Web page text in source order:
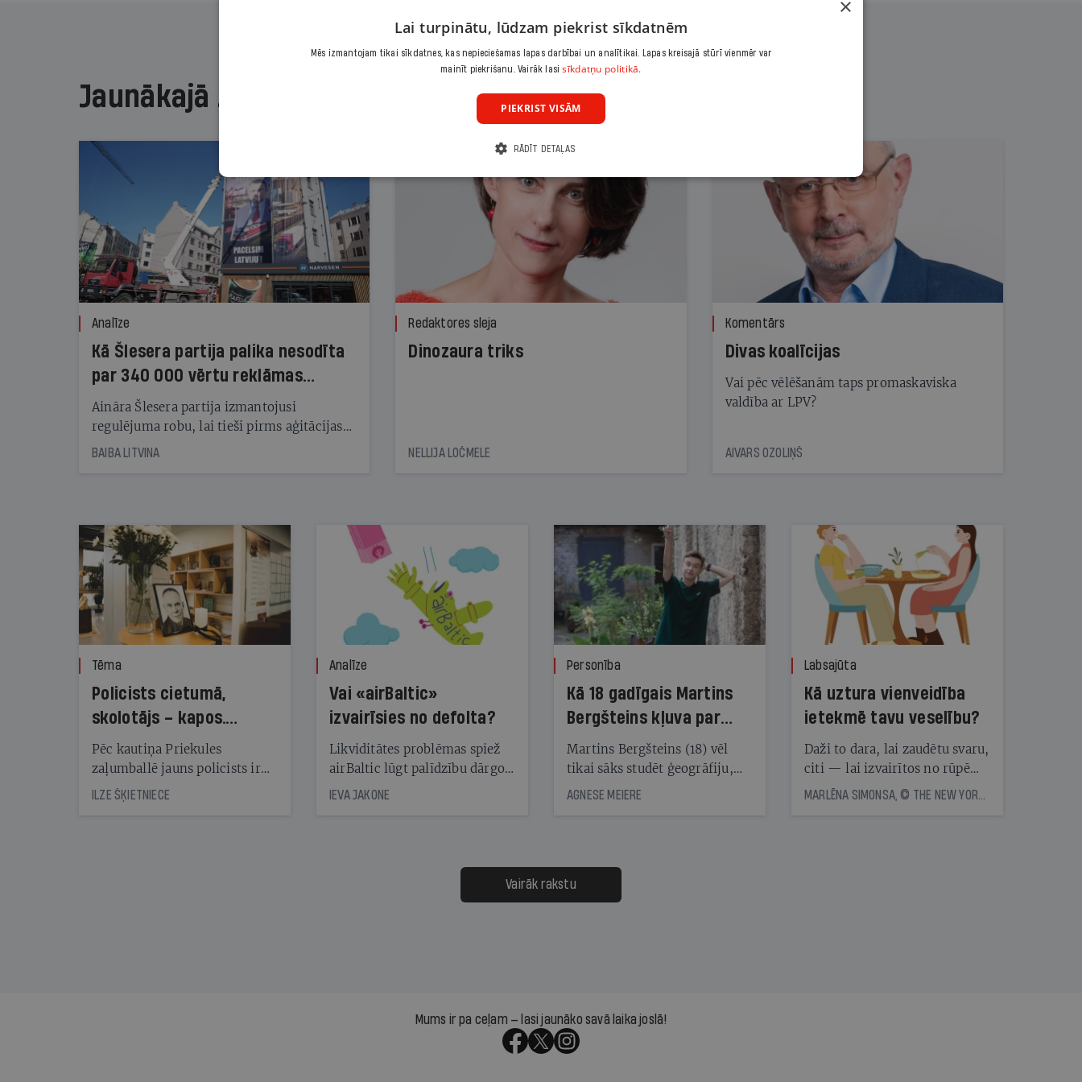
Jaunākajā žurnālā
Analīze
Kā Šlesera partija palika nesodīta
par 340 000 vērtu reklāmas
kampaņu
Aināra Šlesera partija izmantojusi
regulējuma robu, lai tieši pirms aģitācijas
starta izreklamētos par summu, kas
BAIBA LITVINA
Redaktores sleja
Dinozaura triks
NELLIJA LOČMELE
Komentārs
Divas koalīcijas
Vai pēc vēlēšanām taps promaskaviska
valdība ar LPV?
AIVARS OZOLIŅŠ
Tēma
Policists cietumā,
skolotājs – kapos.
Reibuma cena Priekulē
Pēc kautiņa Priekules
zaļumballē jauns policists ir
nonācis cietumā, bet
cienījams pedagogs — kapos.
ILZE ŠĶIETNIECE
Analīze
Vai «airBaltic»
izvairīsies no defolta?
Likviditātes problēmas spiež
airBaltic lūgt palīdzību dārgo
obligāciju turētājiem, taču
samaksāt augstos procentus,
kas jāpārskaita jau trīs dienas
pirms nākamās sapulces
IEVA JAKONE
Personība
Kā 18 gadīgais Martins
Bergšteins kļuva par
laika ziņu seju?
Martins Bergšteins (18) vēl
tikai sāks studēt ģeogrāfiju,
bet viņa sacītajam jau uzticas
uzcītīga darba, mammas
atbalsts un drosme turpināt
meteovērojumus arī tad, kad
AGNESE MEIERE
Labsajūta
Kā uztura vienveidība
ietekmē tavu veselību?
Daži to dara, lai zaudētu svaru,
citi — lai izvairītos no rūpēm,
kas saistītas ar ēdienreižu
Vairāk rakstu
Mums ir pa ceļam — lasi jaunāko savā laika joslā!
×
Lai turpinātu, lūdzam piekrist sīkdatnēm
Mēs izmantojam tikai sīkdatnes, kas nepieciešamas lapas darbībai un analītikai. Lapas kreisajā stūrī vienmēr var
mainīt piekrišanu. Vairāk lasisīkdatņu politikā.
PIEKRIST VISĀM
RĀDĪT DETAĻAS